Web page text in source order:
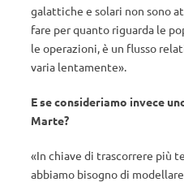
galattiche e solari non sono
fare per quanto riguarda le
le operazioni, è un flusso
varia lentamente».
E se consideriamo invece
Marte?
«In chiave di trascorrere più
abbiamo bisogno di